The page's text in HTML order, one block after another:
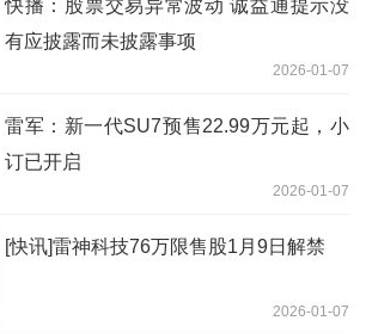
快播：股票交易异常波动 诚益通提示没
有应披露而未披露事项
2026-01-07
雷军：新一代SU7预售22.99万元起，小
订已开启
2026-01-07
[快讯]雷神科技76万限售股1月9日解禁
2026-01-07